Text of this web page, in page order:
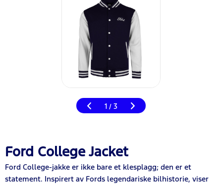
1 / 3
Ford College Jacket
Ford College-jakke er ikke bare et klesplagg; den er et
statement. Inspirert av Fords legendariske bilhistorie, viser